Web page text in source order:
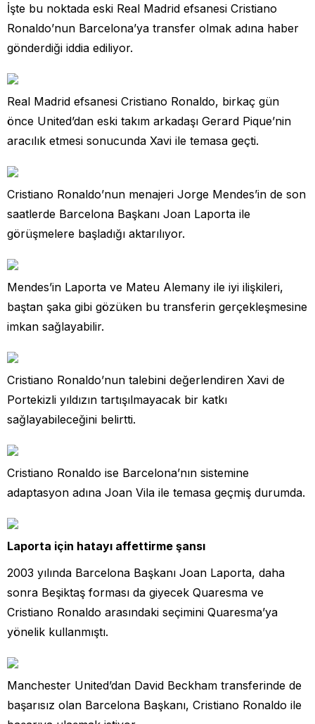
İşte bu noktada eski Real Madrid efsanesi Cristiano
Ronaldo’nun Barcelona’ya transfer olmak adına haber
gönderdiği iddia ediliyor.
Real Madrid efsanesi Cristiano Ronaldo, birkaç gün
önce United’dan eski takım arkadaşı Gerard Pique’nin
aracılık etmesi sonucunda Xavi ile temasa geçti.
Cristiano Ronaldo’nun menajeri Jorge Mendes’in de son
saatlerde Barcelona Başkanı Joan Laporta ile
görüşmelere başladığı aktarılıyor.
Mendes’in Laporta ve Mateu Alemany ile iyi ilişkileri,
baştan şaka gibi gözüken bu transferin gerçekleşmesine
imkan sağlayabilir.
Cristiano Ronaldo’nun talebini değerlendiren Xavi de
Portekizli yıldızın tartışılmayacak bir katkı
sağlayabileceğini belirtti.
Cristiano Ronaldo ise Barcelona’nın sistemine
adaptasyon adına Joan Vila ile temasa geçmiş durumda.
Laporta için hatayı affettirme şansı
2003 yılında Barcelona Başkanı Joan Laporta, daha
sonra Beşiktaş forması da giyecek Quaresma ve
Cristiano Ronaldo arasındaki seçimini Quaresma’ya
yönelik kullanmıştı.
Manchester United’dan David Beckham transferinde de
başarısız olan Barcelona Başkanı, Cristiano Ronaldo ile